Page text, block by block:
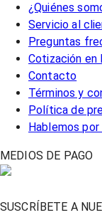
¿Quiénes
Servicio al
Preguntas
Cotización en
Contacto
Términos y
Política de
Hablemos
MEDIOS DE PAGO
SUSCRÍBETE A